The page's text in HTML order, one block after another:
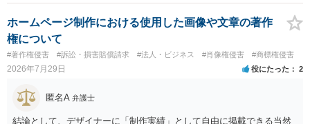
推測できる」という点は、裁判で争われた場合に「専ら顧客吸引力の
利用を目的とする」と判断される余地を残すため、一定の注意が必要
です。 また、広告収益の有無は、侵害判断に一定の影響を与える可能
性がありますが、決定的要因ではありません。 パブリシティ権侵害の
成否は、主に「専ら顧客吸引力の利用を目的とするか」という点で判
断されます。広告収益があることは「商業的目的」を強く示す要素で
すが、それだけで直ちに侵害となるわけではありません。完全無償・
非営利であれば「表現の自由」「創作物」としての側面が強く評価さ
れる可能性があります。一方、広告収益がある場合は「商業利用」と
ホームページ制作における使用した画像や文章の著作
権について
#著作権侵害 #訴訟・損害賠償請求 #法人・ビジネス #肖像権侵害 #商標権侵害
2026年7月29日 役にたった 2
匿名A 弁護士
結論として、デザイナーに「制作実績」として自由に掲載できる当然